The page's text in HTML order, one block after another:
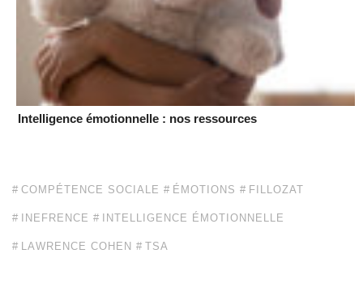
Intelligence émotionnelle : nos ressources
COMPÉTENCE SOCIALE ÉMOTIONS FILLOZAT
INEFRENCE INTELLIGENCE ÉMOTIONNELLE
LAWRENCE COHEN TSA